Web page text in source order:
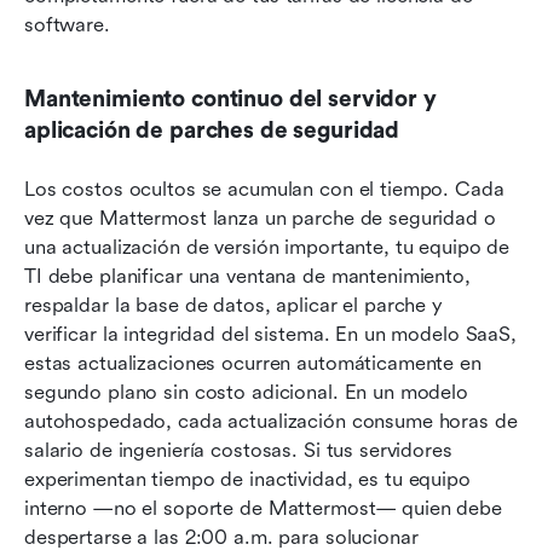
software.
Mantenimiento continuo del servidor y
aplicación de parches de seguridad
Los costos ocultos se acumulan con el tiempo. Cada
vez que Mattermost lanza un parche de seguridad o
una actualización de versión importante, tu equipo de
TI debe planificar una ventana de mantenimiento,
respaldar la base de datos, aplicar el parche y
verificar la integridad del sistema. En un modelo SaaS,
estas actualizaciones ocurren automáticamente en
segundo plano sin costo adicional. En un modelo
autohospedado, cada actualización consume horas de
salario de ingeniería costosas. Si tus servidores
experimentan tiempo de inactividad, es tu equipo
interno —no el soporte de Mattermost— quien debe
despertarse a las 2:00 a.m. para solucionar